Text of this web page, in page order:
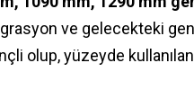
ve gelecekteki
olup, yüzeyde kullanılan